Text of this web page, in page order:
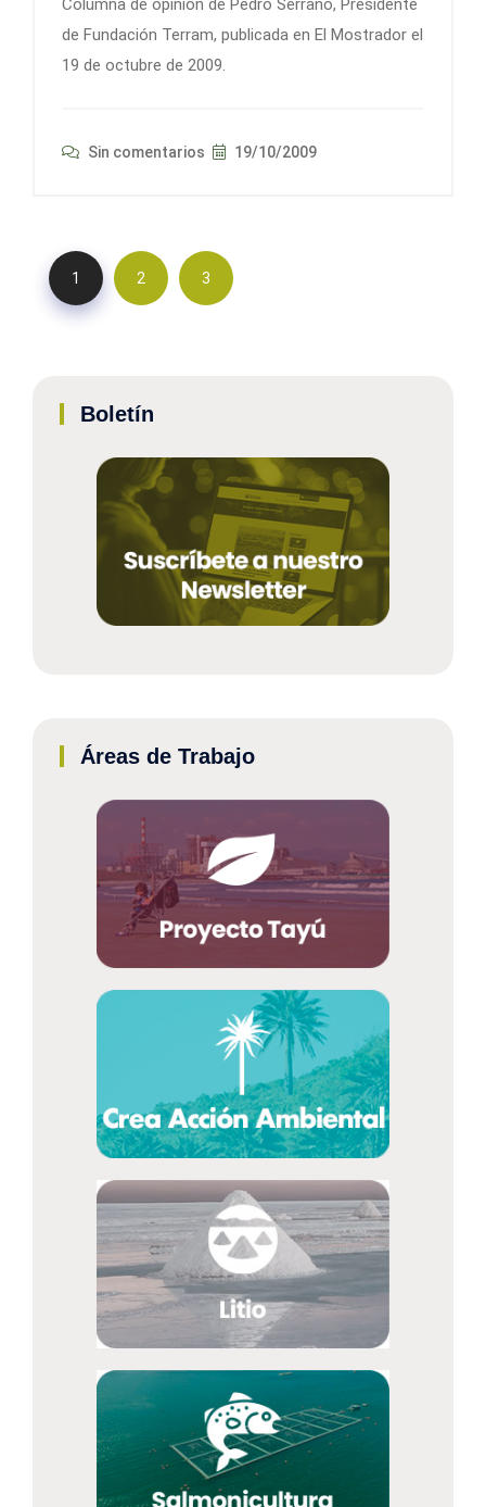
Columna de opinión de Pedro Serrano, Presidente
de Fundación Terram, publicada en El Mostrador el
19 de octubre de 2009.
Sin comentarios 19/10/2009
1 2 3
Boletín
Áreas de Trabajo